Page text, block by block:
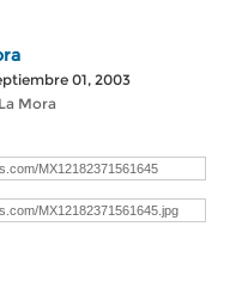
01, 2003
Mora